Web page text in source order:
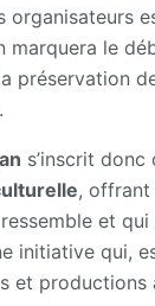
organisateurs
marquera le
préservation
.
s’inscrit donc
, offrant
et
initiative qui,
et